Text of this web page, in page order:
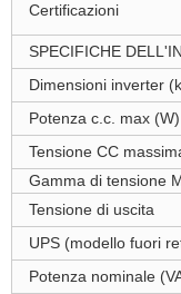
Certificazioni
SPECIFICHE
Dimensioni inverter
Potenza c.c. max (W)
Tensione CC
Gamma di tensione
Tensione di uscita
UPS (modello fuori
Potenza nominale